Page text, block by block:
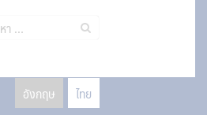
อังกฤษ ไทย